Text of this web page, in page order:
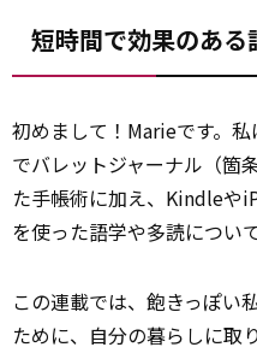
短時間で効果のある
初めまして！Marieです。
でバレットジャーナル（箇
た手帳術に加え、Kindleや
を使った語学や多読につい
この連載では、飽きっぽい
ために、自分の暮らしに取